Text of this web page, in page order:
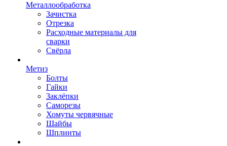
Металлообработка
Зачистка
Отрезка
Расходные материалы для
сварки
Свёрла
Метиз
Болты
Гайки
Заклёпки
Саморезы
Хомуты червячные
Шайбы
Шплинты